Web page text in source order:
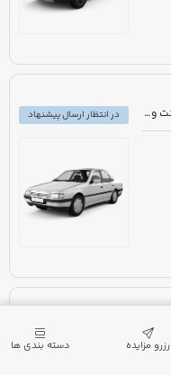
مزایده دولتی تعداد 4 دستگاه خودرو سواری، وانت و مینی بوس
در انتظار ارسال پیشنهاد
مزایده دولتی خودرو پراید صبا GTX مدل 1380 رنگ سفید
در انتظار ارسال پیشنهاد
رزرو مزایده دسته بندی ها